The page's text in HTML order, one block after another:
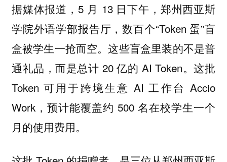
据媒体报道，5 月 13 日下午，郑州西亚斯
学院外语学部报告厅，数百个“Token 蛋”盲
盒被学生一抢而空。这些盲盒里装的不是普
通礼品，而是总计 20 亿的 AI Token。这批
Token 可用于跨境生意 AI 工作台 Accio
Work，预计能覆盖约 500 名在校学生一个
月的使用费用。